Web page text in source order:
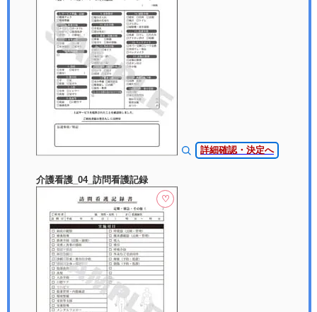
詳細確認・決定へ
介護看護_04_訪問看護記録
♡